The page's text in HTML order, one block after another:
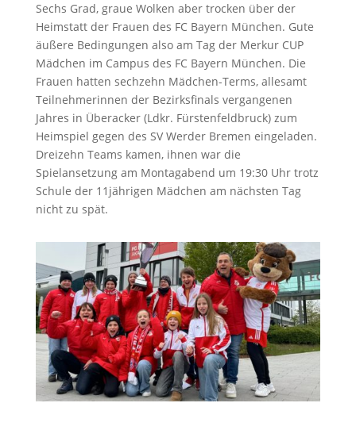
Sechs Grad, graue Wolken aber trocken über der
Heimstatt der Frauen des FC Bayern München. Gute
äußere Bedingungen also am Tag der Merkur CUP
Mädchen im Campus des FC Bayern München. Die
Frauen hatten sechzehn Mädchen-Terms, allesamt
Teilnehmerinnen der Bezirksfinals vergangenen
Jahres in Überacker (Ldkr. Fürstenfeldbruck) zum
Heimspiel gegen des SV Werder Bremen eingeladen.
Dreizehn Teams kamen, ihnen war die
Spielansetzung am Montagabend um 19:30 Uhr trotz
Schule der 11jährigen Mädchen am nächsten Tag
nicht zu spät.